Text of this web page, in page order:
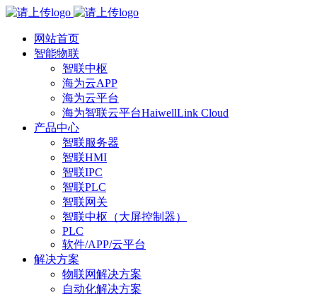
网站首页
智能物联
智联中枢
海为云APP
海为云平台
海为智联云平台HaiwellLink Cloud
产品中心
智联服务器
智联HMI
智联IPC
智联PLC
智联网关
智联中枢（大屏控制器）
PLC
软件/APP/云平台
解决方案
物联网解决方案
自动化解决方案